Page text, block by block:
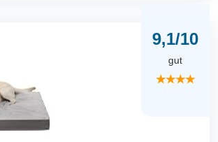
9,1/10
gut
★★★★